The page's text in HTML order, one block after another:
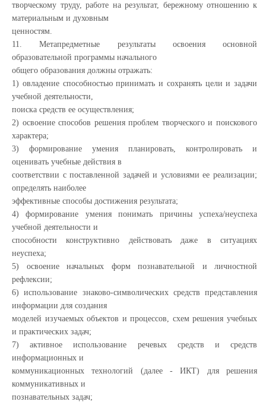
творческому труду, работе на результат, бережному отношению к
материальным и духовным
ценностям.
11. Метапредметные результаты освоения основной
образовательной программы начального
общего образования должны отражать:
1) овладение способностью принимать и сохранять цели и задачи
учебной деятельности,
поиска средств ее осуществления;
2) освоение способов решения проблем творческого и поискового
характера;
3) формирование умения планировать, контролировать и
оценивать учебные действия в
соответствии с поставленной задачей и условиями ее реализации;
определять наиболее
эффективные способы достижения результата;
4) формирование умения понимать причины успеха/неуспеха
учебной деятельности и
способности конструктивно действовать даже в ситуациях
неуспеха;
5) освоение начальных форм познавательной и личностной
рефлексии;
6) использование знаково-символических средств представления
информации для создания
моделей изучаемых объектов и процессов, схем решения учебных
и практических задач;
7) активное использование речевых средств и средств
информационных и
коммуникационных технологий (далее - ИКТ) для решения
коммуникативных и
познавательных задач;